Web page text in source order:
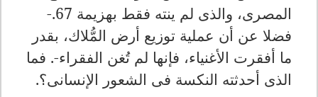
المصرى، والذى لم ينته فقط بهزيمة 67.-
فضلا عن أن عملية توزيع أرض المُّلاك، بقدر
ما أفقرت الأغنياء، فإنها لم تُغن الفقراء-. فما
الذى أحدثته النكسة فى الشعور الإنسانى؟.